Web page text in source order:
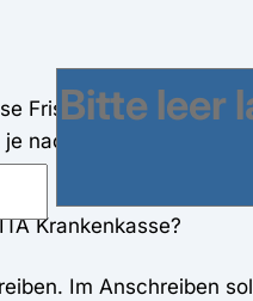
Frist. In diesem Fall
nach Art des Tarifs
Krankenkasse?
Im Anschreiben